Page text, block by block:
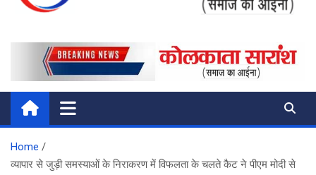
Kolkata Saransh News
समाज का आईना
Home
व्यापार से जुड़ी समस्याओं के निराकरण में विफलता के चलते कैट ने पीएम मोदी से